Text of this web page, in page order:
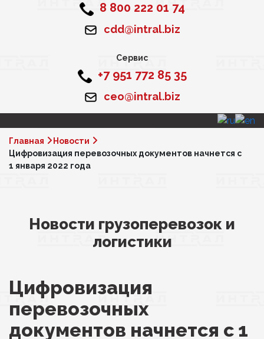
8 800 222 01 74
cdd@intral.biz
Сервис
+7 951 772 85 35
ceo@intral.biz
Главная
Новости
Цифровизация перевозочных документов начнется с
1 января 2022 года
Новости грузоперевозок и
логистики
Цифровизация
перевозочных
документов начнется с 1